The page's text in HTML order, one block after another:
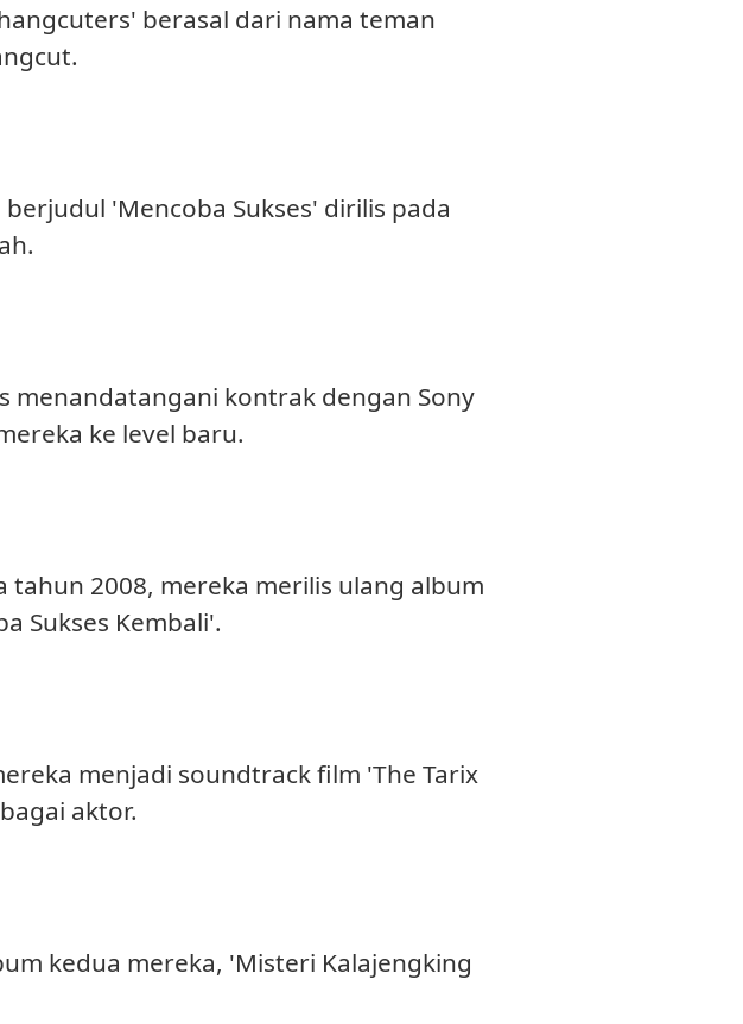
berasal dari nama teman
'Mencoba Sukses' dirilis pada
menandatangani kontrak dengan Sony
ke level baru.
tahun 2008, mereka merilis ulang album
Sukses Kembali'.
menjadi soundtrack film 'The Tarix
aktor.
kedua mereka, 'Misteri Kalajengking